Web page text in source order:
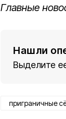
Главные
Нашли
Выделите
приграничные